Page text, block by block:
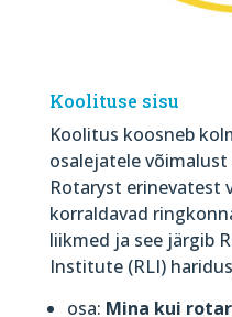
Koolituse sisu
Koolitus koosneb
osalejatele
Rotaryst erinevatest
korraldavad
liikmed ja see järgib
Institute (RLI)
osa: Mina kui